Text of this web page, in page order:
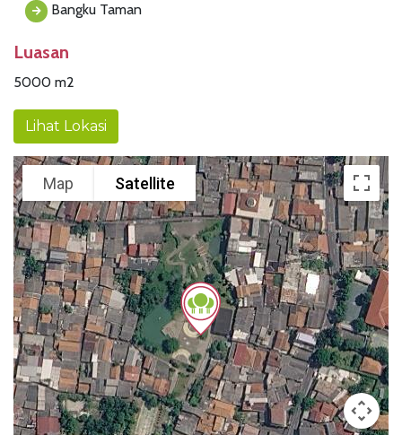
Bangku Taman
Luasan
5000 m2
Lihat Lokasi
Map Satellite